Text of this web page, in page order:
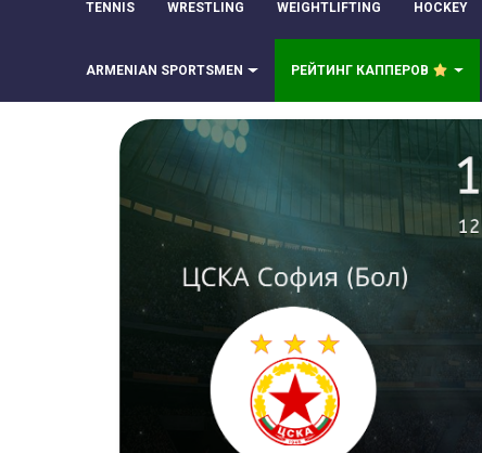
TENNIS WRESTLING WEIGHTLIFTING HOCKEY
ARMENIAN SPORTSMEN РЕЙТИНГ КАППЕРОВ